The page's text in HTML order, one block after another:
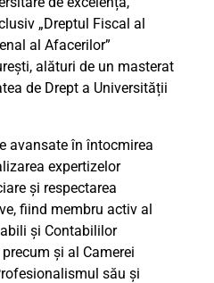
„Dreptul Fiscal al
al Afacerilor”
alături de un masterat
de Drept a Universității
avansate în întocmirea
expertizelor
și respectarea
fiind membru activ al
și Contabililor
și al Camerei
său și